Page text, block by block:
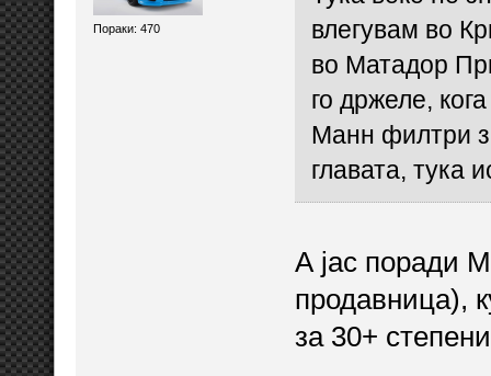
Пораки: 470
влегувам во
во Матадор
го држеле,
Манн филтри
главата, тука
А јас поради
продавница),
за 30+